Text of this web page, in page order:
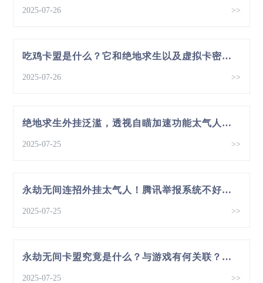
2025-07-26 >>
吃鸡卡盟是什么？它和绝地求生以及虚拟卡密有啥关系？
2025-07-26 >>
绝地求生外挂泛滥，透视自瞄加速功能太气人，影响游戏体验
2025-07-25 >>
永劫无间连招外挂太气人！腾讯举报系统不好使，咋整？
2025-07-25 >>
永劫无间卡盟究竟是什么？与游戏有何关联？带你一探究竟
2025-07-25 >>